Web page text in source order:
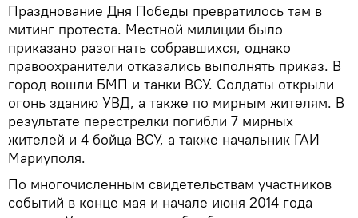
Празднование Дня Победы превратилось там в
митинг протеста. Местной милиции было
приказано разогнать собравшихся, однако
правоохранители отказались выполнять приказ. В
город вошли БМП и танки ВСУ. Солдаты открыли
огонь зданию УВД, а также по мирным жителям. В
результате перестрелки погибли 7 мирных
жителей и 4 бойца ВСУ, а также начальник ГАИ
Мариуполя.
По многочисленным свидетельствам участников
событий в конце мая и начале июня 2014 года